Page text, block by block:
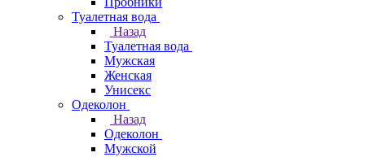
Туалетная вода
Назад
Туалетная вода
Мужская
Женская
Унисекс
Одеколон
Назад
Одеколон
Мужской